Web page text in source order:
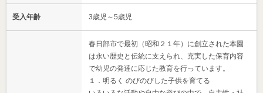
受入年齢 3歳児～5歳児
春日部市で最初（昭和２１年）に創立された本園
は永い歴史と伝統に支えられ、充実した保育内容
で幼児の発達に応じた教育を行っています。
１．明るく のびのびした子供を育てる